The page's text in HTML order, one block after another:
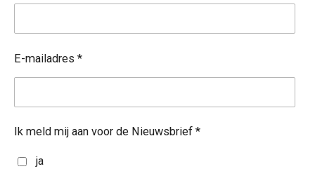
E-mailadres *
Ik meld mij aan voor de Nieuwsbrief *
ja